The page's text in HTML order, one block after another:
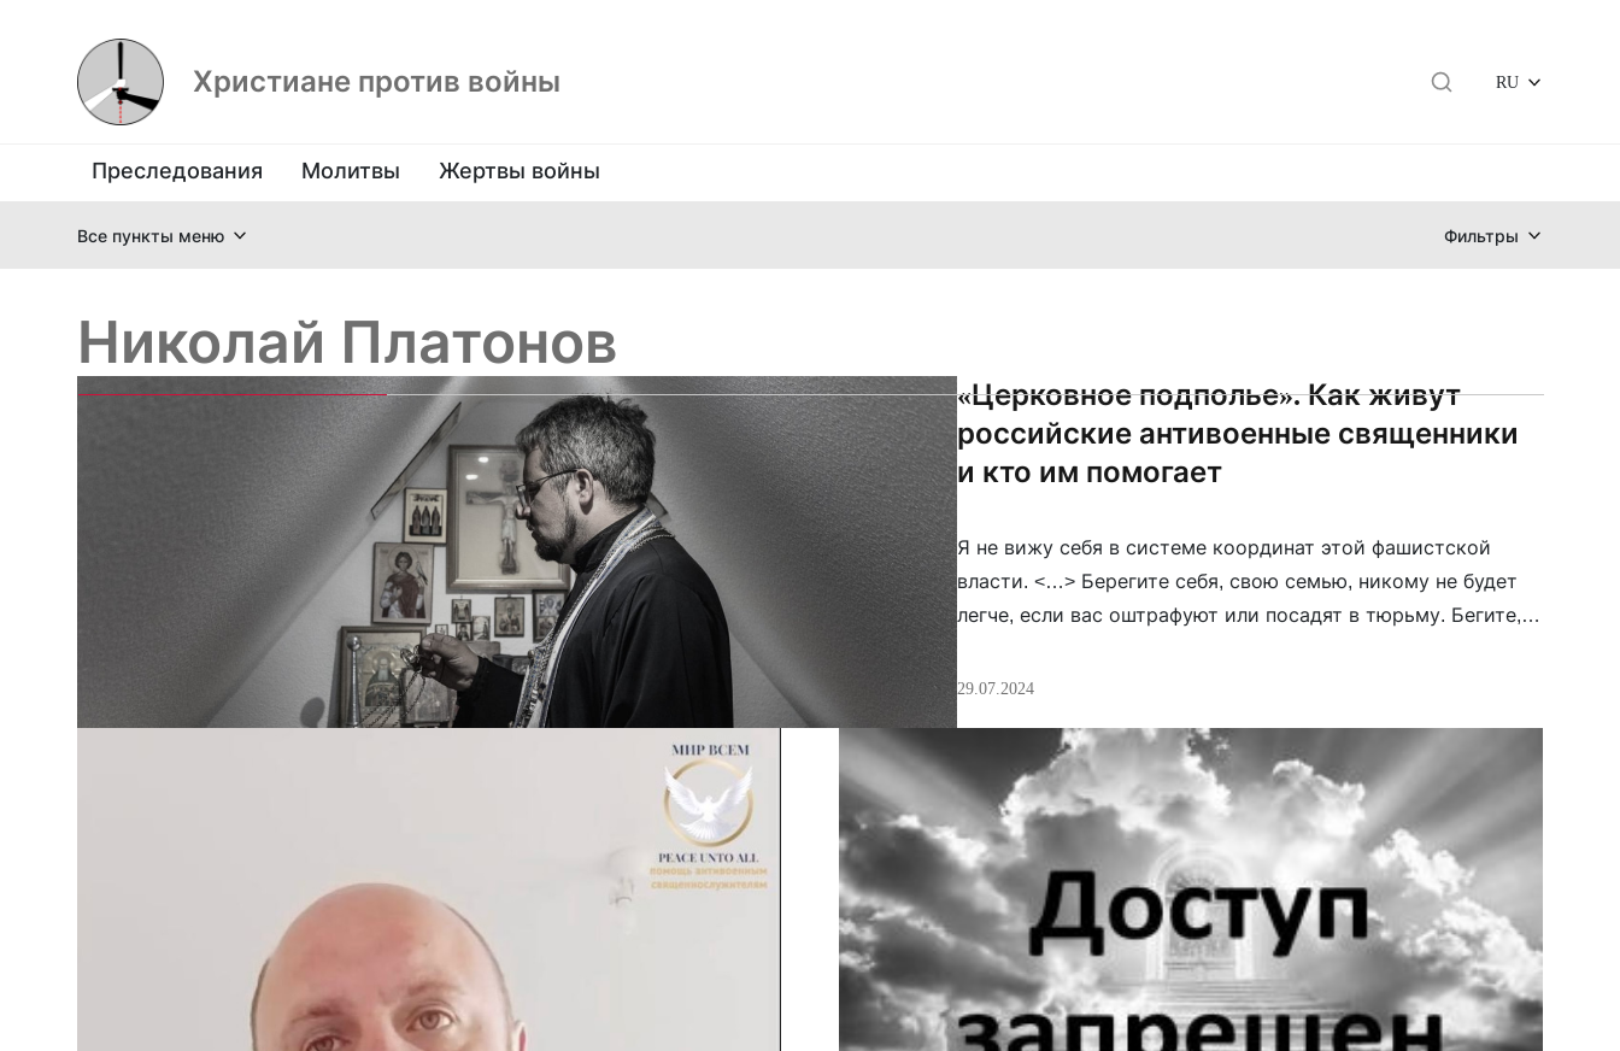
Христиане против войны RU
Преследования Молитвы Жертвы войны
Все пункты меню Фильтры
Николай Платонов
«Церковное подполье». Как живут
российские антивоенные священники
и кто им помогает
Я не вижу себя в системе координат этой фашистской
власти. <…> Берегите себя, свою семью, никому не будет
легче, если вас оштрафуют или посадят в тюрьму. Бегите,
священника Николая Платонова. После этого ролика за ним
подмога. […]
29.07.2024